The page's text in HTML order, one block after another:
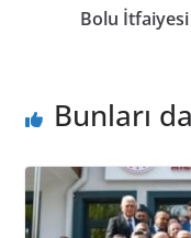
Bolu İtfaiyesi
Bunları